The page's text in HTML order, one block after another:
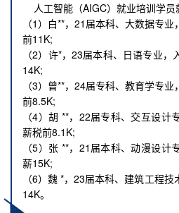
人工智能（AIGC）就业培训学员
（1）白**，21届本科、大数据专
前11K;
（2）许*，23届本科、日语专业
14K;
（3）曾**，24届专科、教育学专
前8.5K;
（4）胡 **，22届专科、交互设计
薪税前8.1K;
（5）张 **，21届本科、动漫设计
薪15K;
（6）魏 *，23届本科、建筑工程
14K。